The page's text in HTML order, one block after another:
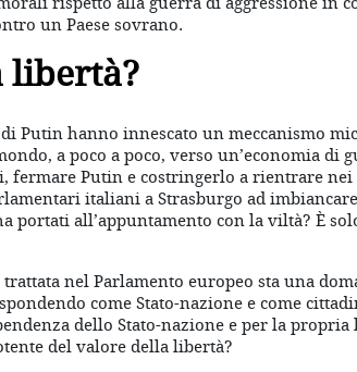
un Paese sovrano.
libertà?
Putin hanno innescato un meccanismo
a poco a poco, verso un’economia di
fermare Putin e costringerlo a rientrare
italiani a Strasburgo ad
portati all’appuntamento con la viltà? È
nel Parlamento europeo sta una
come Stato-nazione e come
dello Stato-nazione e per la
del valore della libertà?